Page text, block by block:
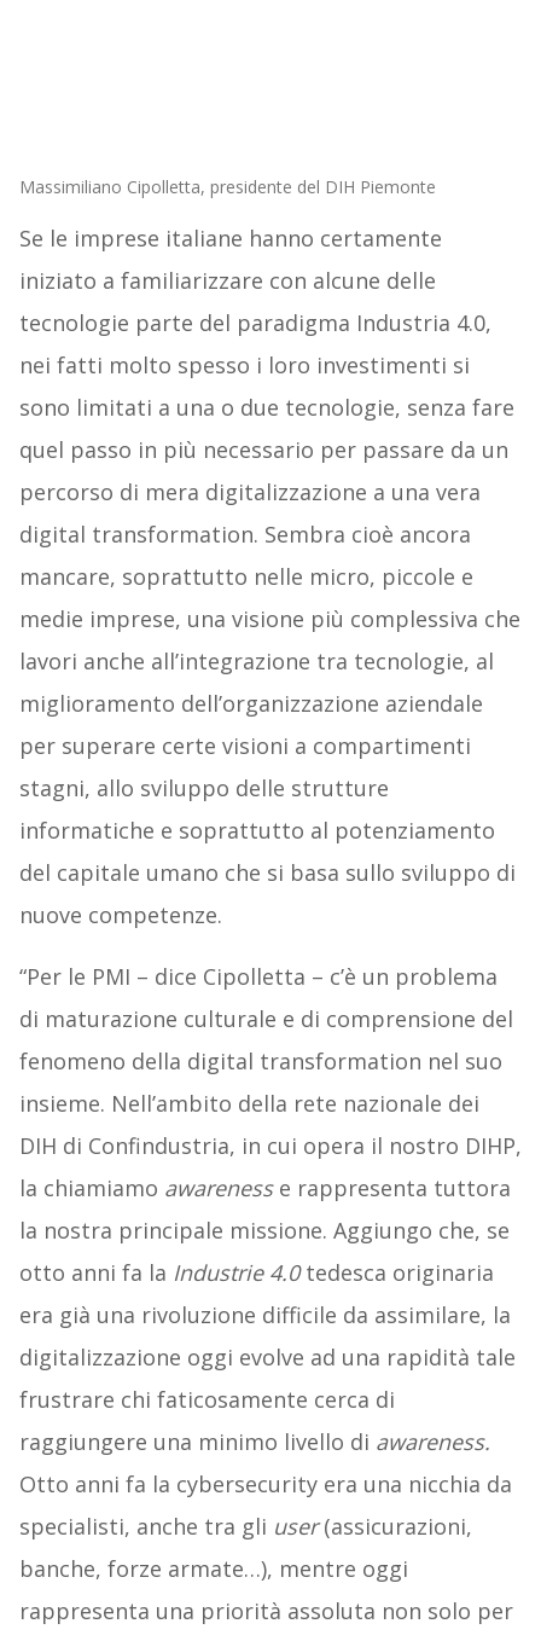
Massimiliano Cipolletta, presidente del DIH Piemonte
Se le imprese italiane hanno certamente
iniziato a familiarizzare con alcune delle
tecnologie parte del paradigma Industria 4.0,
nei fatti molto spesso i loro investimenti si
sono limitati a una o due tecnologie, senza fare
quel passo in più necessario per passare da un
percorso di mera digitalizzazione a una vera
digital transformation. Sembra cioè ancora
mancare, soprattutto nelle micro, piccole e
medie imprese, una visione più complessiva che
lavori anche all’integrazione tra tecnologie, al
miglioramento dell’organizzazione aziendale
per superare certe visioni a compartimenti
stagni, allo sviluppo delle strutture
informatiche e soprattutto al potenziamento
del capitale umano che si basa sullo sviluppo di
nuove competenze.
“Per le PMI – dice Cipolletta – c’è un problema
di maturazione culturale e di comprensione del
fenomeno della digital transformation nel suo
insieme. Nell’ambito della rete nazionale dei
DIH di Confindustria, in cui opera il nostro DIHP,
la chiamiamo awarenesse rappresenta tuttora
la nostra principale missione. Aggiungo che, se
otto anni fa la Industrie 4.0tedesca originaria
era già una rivoluzione difficile da assimilare, la
digitalizzazione oggi evolve ad una rapidità tale
frustrare chi faticosamente cerca di
raggiungere una minimo livello di awareness.
Otto anni fa la cybersecurity era una nicchia da
specialisti, anche tra gli user(assicurazioni,
banche, forze armate…), mentre oggi
rappresenta una priorità assoluta non solo per